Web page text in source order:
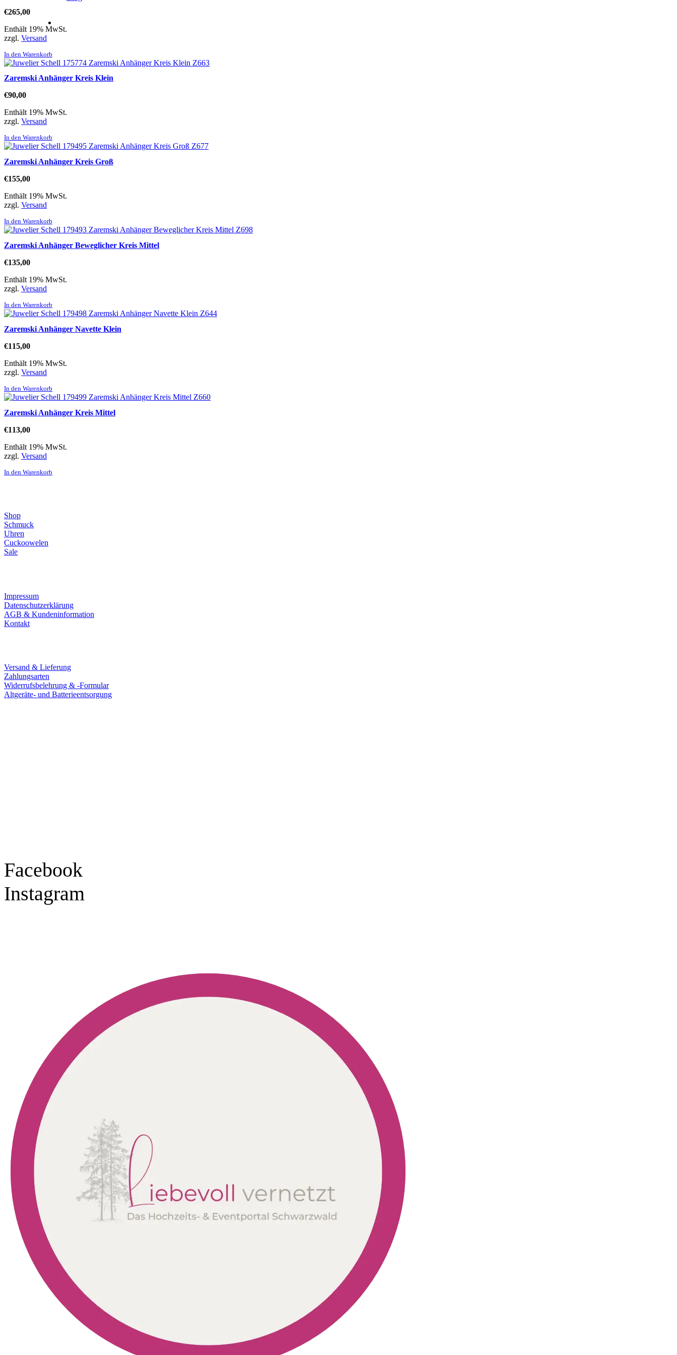
€265,00
Enthält 19% MwSt.
zzgl. Versand
In den Warenkorb
Zaremski Anhänger Kreis Klein
€90,00
Enthält 19% MwSt.
zzgl. Versand
In den Warenkorb
Zaremski Anhänger Kreis Groß
€155,00
Enthält 19% MwSt.
zzgl. Versand
In den Warenkorb
Zaremski Anhänger Beweglicher Kreis Mittel
€135,00
Enthält 19% MwSt.
zzgl. Versand
In den Warenkorb
Zaremski Anhänger Navette Klein
€115,00
Enthält 19% MwSt.
zzgl. Versand
In den Warenkorb
Zaremski Anhänger Kreis Mittel
€113,00
Enthält 19% MwSt.
zzgl. Versand
In den Warenkorb
Shop
Schmuck
Uhren
Cuckoowelen
Sale
Impressum
Datenschutzerklärung
AGB & Kundeninformation
Kontakt
Versand & Lieferung
Zahlungsarten
Widerrufsbelehrung & -Formular
Altgeräte- und Batterieentsorgung
Facebook
Instagram